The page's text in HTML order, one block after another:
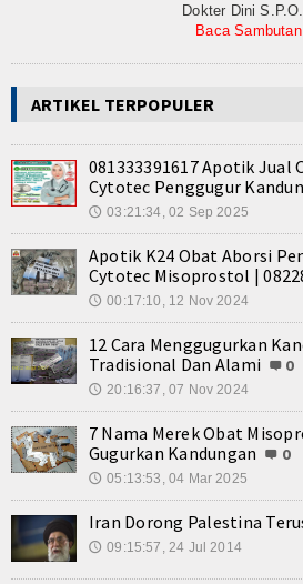
Dokter Dini
Baca Sambutan
ARTIKEL TERPOPULER
081333391617 Apotik Jual
Cytotec Penggugur
🕔 03:21:34, 02 Sep 2025
Apotik K24 Obat Aborsi
Cytotec Misoprostol |
🕔 00:17:10, 12 Nov 2024
12 Cara Menggugurkan
Tradisional Dan Alami
0
🕔 20:16:37, 07 Nov 2024
7 Nama Merek Obat
Gugurkan Kandungan
0
🕔 05:13:53, 04 Mar 2025
Iran Dorong Palestina
🕔 09:15:57, 24 Jul 2014